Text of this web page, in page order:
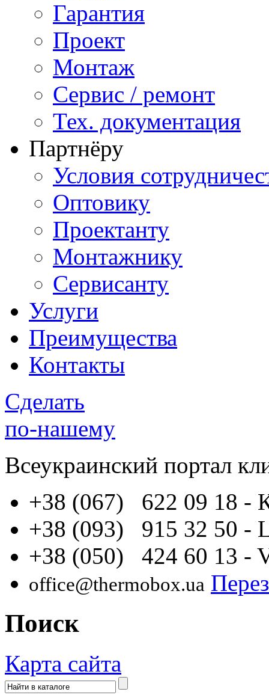
Гарантия
Проект
Монтаж
Сервис / ремонт
Тех. документация
Партнёру
Условия
Оптовику
Проектанту
Монтажнику
Сервисанту
Услуги
Преимущества
Контакты
Сделать
по-нашему
Всеукраинский портал
+38 (067) 622 09 18 -
+38 (093) 915 32 50 -
+38 (050) 424 60 13 -
office@thermobox.ua
Поиск
Карта сайта